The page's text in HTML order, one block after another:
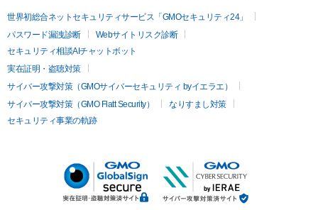
世界初総合ネットセキュリティサービス「GMOセキュリティ24」
パスワード漏洩診断
Webサイトリスク診断
セキュリティ相談AIチャットボット
実在証明・盗聴対策
サイバー攻撃対策（GMOサイバーセキュリティ byイエラエ）
サイバー攻撃対策（GMO Flatt Security）
なりすまし対策
セキュリティ事業の軌跡